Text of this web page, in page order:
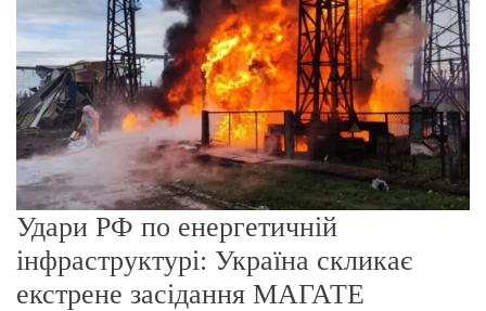
о
р
е
ж
и
у
Удари РФ по енергетичній
інфраструктурі: Україна скликає
екстрене засідання МАГАТЕ